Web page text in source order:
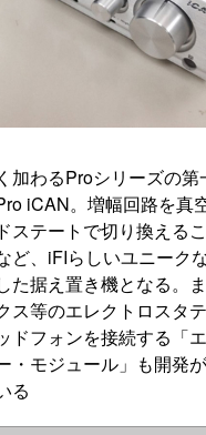
加わるProシリーズの第
iCAN。増幅回路を真
ステートで切り換える
ど、iFIらしいユニーク
た据え置き機となる。
ス等のエレクトロスタ
ドフォンを接続する「
・モジュール」も開発
る